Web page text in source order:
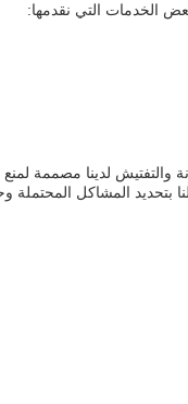
الخدمات التي نقدمها:
لدينا مصممة
المشاكل المحتملة